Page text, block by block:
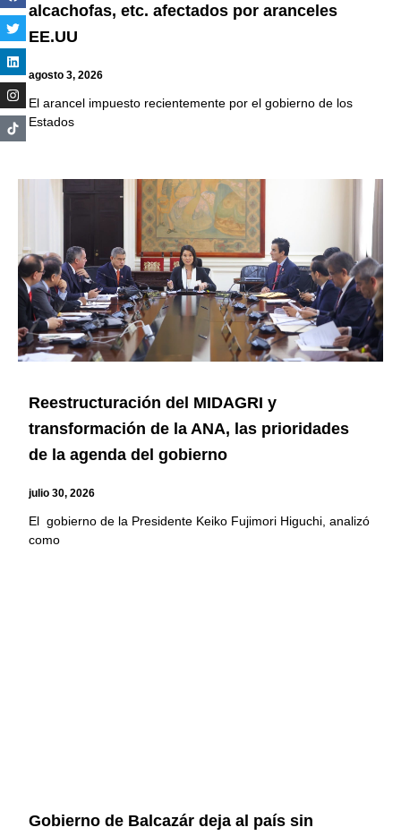
alcachofas, etc. afectados por aranceles
EE.UU
agosto 3, 2026
El arancel impuesto recientemente por el gobierno de los
Estados
Reestructuración del MIDAGRI y
transformación de la ANA, las prioridades
de la agenda del gobierno
julio 30, 2026
El gobierno de la Presidente Keiko Fujimori Higuchi, analizó
como
Gobierno de Balcazár deja al país sin